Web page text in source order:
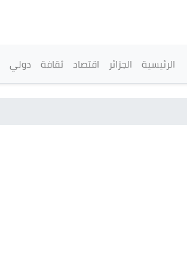
القائمة الرئيسية
الرئيسية الجزائر اقتصاد ثقافة دولي